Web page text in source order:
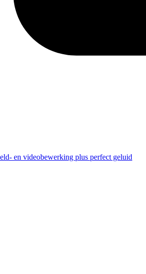
en videobewerking plus perfect geluid